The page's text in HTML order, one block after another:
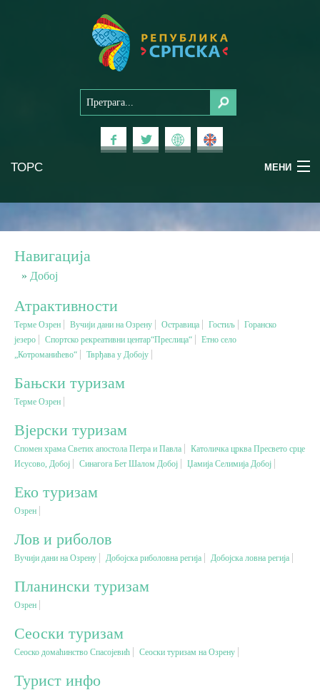
ТОРС МЕНИ
Планински туризам
Бањски туризам
Вјерски туризам
Авантура
Еко туризам
Гастрономија
Лов и риболов
Сеоски туризам
Омладински туризам
Дестинације
Навигација
Добој
Атрактивности
Терме Озрен Вучији дани на Озрену Остравица Гостиљ
Горанско
језеро
Спортско рекреативни центар“Преслица“
Етно село
„Котроманићево“
Тврђава у Добоју
Бањски туризам
Терме Озрен
Вјерски туризам
Спомен храма Светих апостола Петра и Павла
Католичка црква Пресвето срце
Исусово, Добој
Синагога Бет Шалом Добој Џамија Селимија Добој
Еко туризам
Озрен
Лов и риболов
Вучији дани на Озрену Добојска риболовна регија Добојска ловна регија
Планински туризам
Озрен
Сеоски туризам
Сеоско домаћинство Спасојевић Сеоски туризам на Озрену
Турист инфо